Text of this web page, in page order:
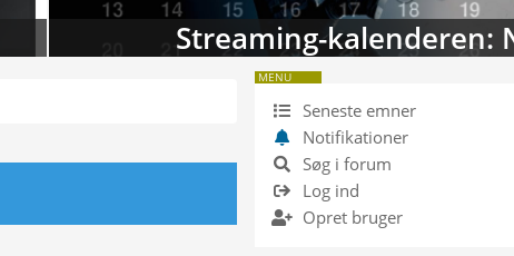
Streaming-kalenderen:
MENU
Seneste emner
Notifikationer
Søg i forum
Log ind
Opret bruger